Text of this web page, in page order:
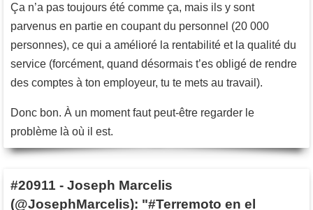
Ça n’a pas toujours été comme ça, mais ils y sont
parvenus en partie en coupant du personnel (20 000
personnes), ce qui a amélioré la rentabilité et la qualité du
service (forcément, quand désormais t’es obligé de rendre
des comptes à ton employeur, tu te mets au travail).
Donc bon. À un moment faut peut-être regarder le
problème là où il est.
#20911 - Joseph Marcelis
(@JosephMarcelis): "#Terremoto en el